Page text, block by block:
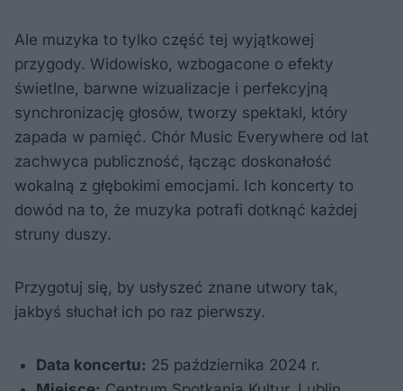
Ale muzyka to tylko część tej wyjątkowej
przygody. Widowisko, wzbogacone o efekty
świetlne, barwne wizualizacje i perfekcyjną
synchronizację głosów, tworzy spektakl, który
zapada w pamięć. Chór Music Everywhere od lat
zachwyca publiczność, łącząc doskonałość
wokalną z głębokimi emocjami. Ich koncerty to
dowód na to, że muzyka potrafi dotknąć każdej
struny duszy.
Przygotuj się, by usłyszeć znane utwory tak,
jakbyś słuchał ich po raz pierwszy.
Data koncertu: 25 października 2024 r.